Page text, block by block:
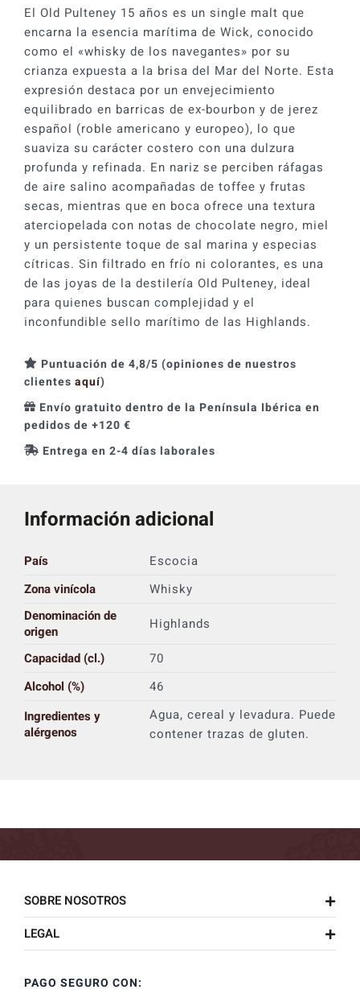
Pulteney
15
YO
Single
Malt
Bourbon
&
Spanish
Casks
46%
cantidad
El Old Pulteney 15 años es un single malt que
encarna la esencia marítima de Wick, conocido
como el «whisky de los navegantes» por su
crianza expuesta a la brisa del Mar del Norte. Esta
expresión destaca por un envejecimiento
equilibrado en barricas de ex-bourbon y de jerez
español (roble americano y europeo), lo que
suaviza su carácter costero con una dulzura
profunda y refinada. En nariz se perciben ráfagas
de aire salino acompañadas de toffee y frutas
secas, mientras que en boca ofrece una textura
aterciopelada con notas de chocolate negro, miel
y un persistente toque de sal marina y especias
cítricas. Sin filtrado en frío ni colorantes, es una
de las joyas de la destilería Old Pulteney, ideal
para quienes buscan complejidad y el
inconfundible sello marítimo de las Highlands.
Puntuación de 4,8/5 (opiniones de nuestros
clientes aquí)
Envío gratuito dentro de la Península Ibérica en
pedidos de +120 €
Entrega en 2-4 días laborales
Información adicional
País
Escocia
Zona vinícola
Whisky
Denominación de
origen
Highlands
Capacidad (cl.)
70
Alcohol (%)
46
Ingredientes y
alérgenos
Agua, cereal y levadura. Puede
contener trazas de gluten.
SOBRE NOSOTROS
LEGAL
PAGO SEGURO CON: